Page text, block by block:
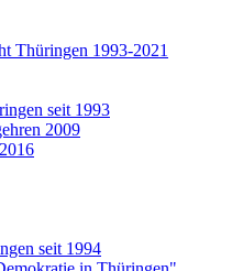
Thüringen 1993-2021
seit 1993
2009
seit 1994